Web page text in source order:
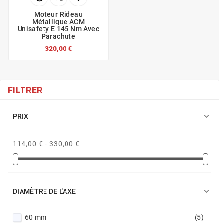
Moteur Rideau
Métallique ACM
Unisafety E 145 Nm Avec
Parachute
320,00 €
FILTRER
PRIX 
114,00 € - 330,00 €
DIAMÈTRE DE L'AXE 
60 mm
(5)